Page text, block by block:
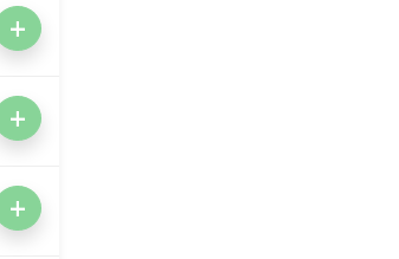
+
+
+